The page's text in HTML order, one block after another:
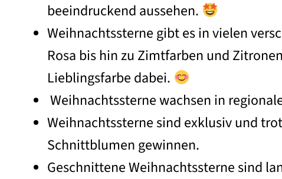
beeindruckend aussehen.
Weihnachtssterne gibt es in vielen
Rosa bis hin zu Zimtfarben und
Lieblingsfarbe dabei.
Weihnachtssterne wachsen in
Weihnachtssterne sind exklusiv und
Schnittblumen gewinnen.
Geschnittene Weihnachtssterne sind